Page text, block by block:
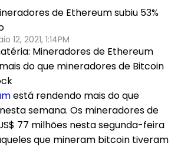
de Ethereum subiu 53%
12, 2021, 1:14PM
está rendendo mais do que
nesta semana. Os mineradores de
77 milhões nesta segunda-feira
que mineram bitcoin tiveram